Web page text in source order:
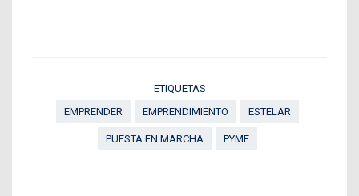
ETIQUETAS
EMPRENDER
EMPRENDIMIENTO ESTELAR
PUESTA EN MARCHA PYME